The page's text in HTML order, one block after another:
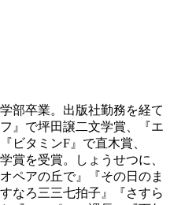
部卒業。出版社勤務を経て
』で坪田譲二文学賞、『エ
ビタミンF』で直木賞、
賞を受賞。しょうせつに、
ペアの丘で』『その日のま
なろ三三七拍子』『さすら